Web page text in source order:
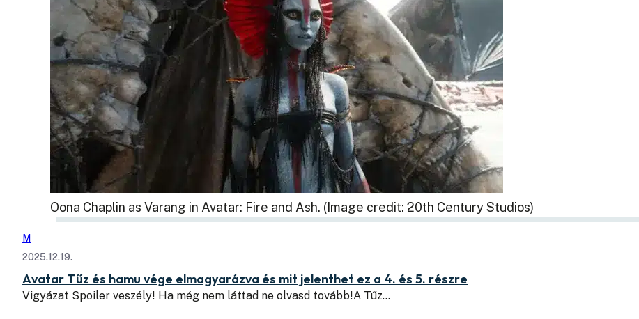
Oona Chaplin as Varang in Avatar: Fire and Ash. (Image credit: 20th Century Studios)
M
2025.12.19.
Avatar Tűz és hamu vége elmagyarázva és mit jelenthet ez a 4. és 5. részre
Vigyázat Spoiler veszély! Ha még nem láttad ne olvasd tovább!A Tűz…